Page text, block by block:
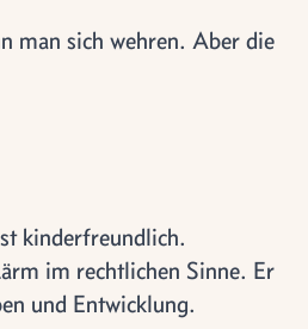
man sich wehren. Aber die
kinderfreundlich.
im rechtlichen Sinne. Er
und Entwicklung.